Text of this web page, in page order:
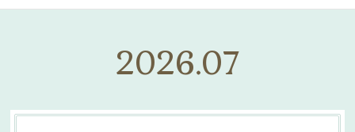
2026.07